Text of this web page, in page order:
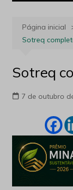
Página inicial
Sotreq
Sotreq
7 de outubro